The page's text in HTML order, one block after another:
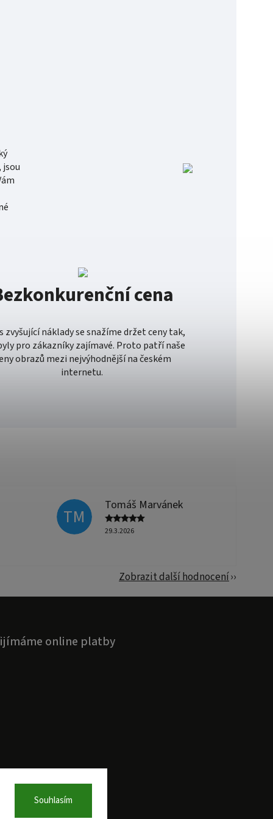
Souhlasím
jsou
cena
zvyšující náklady se snažíme držet ceny tak,
pro zákazníky zajímavé. Proto patří naše
obrazů mezi nejvýhodnější na českém
internetu.
TM
Tomáš Marvánek
29.3.2026
Zobrazit další hodnocení
online platby